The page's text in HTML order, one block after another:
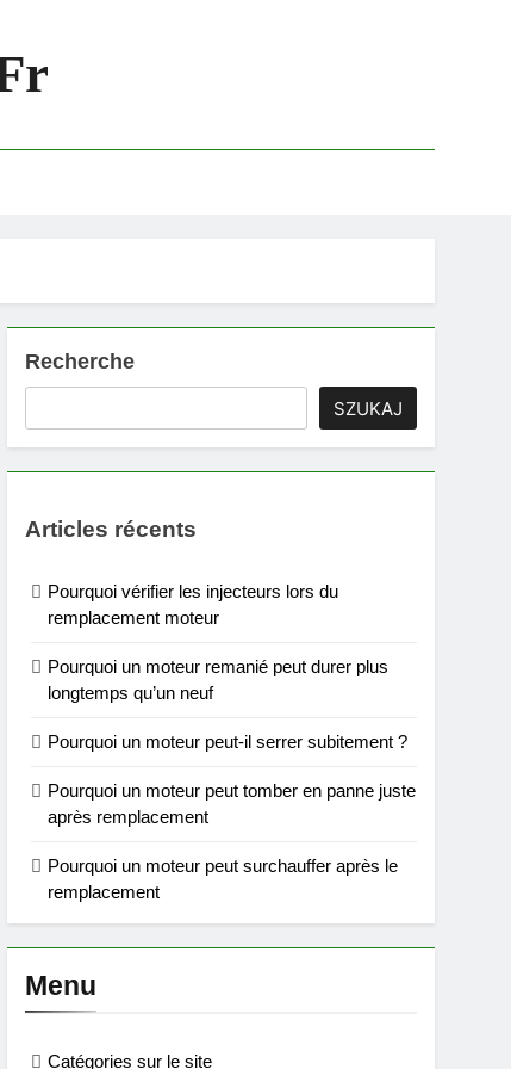
Recherche
SZUKAJ
Articles récents
Pourquoi vérifier les injecteurs lors du
remplacement moteur
Pourquoi un moteur remanié peut durer plus
longtemps qu’un neuf
Pourquoi un moteur peut-il serrer subitement ?
Pourquoi un moteur peut tomber en panne juste
après remplacement
Pourquoi un moteur peut surchauffer après le
remplacement
Menu
Catégories sur le site